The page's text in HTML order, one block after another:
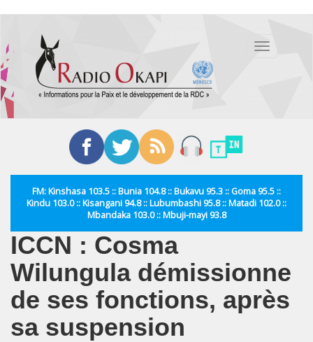
contenu
principal
Toggle
FM: Kinshasa 103.5 :: Bunia 104.8 :: Bukavu 95.3 :: Goma 95.5 ::
Kindu 103.0 :: Kisangani 94.8 :: Lubumbashi 95.8 :: Matadi 102.0 ::
Mbandaka 103.0 :: Mbuji-mayi 93.8
ICCN : Cosma
Wilungula démissionne
de ses fonctions, après
sa suspension